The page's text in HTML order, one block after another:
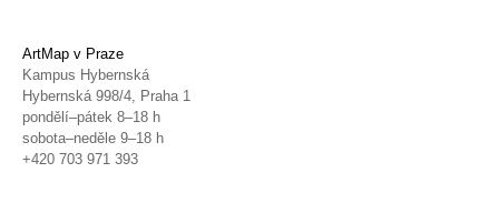
ArtMap v Praze
Kampus Hybernská
Hybernská 998/4, Praha 1
pondělí–pátek 8–18 h
sobota–neděle 9–18 h
+420 703 971 393